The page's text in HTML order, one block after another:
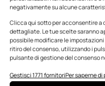
negativamente su alcune
Clicca qui sotto per acconsentire a
dettagliate. Le tue scelte saranno
possibile modificare le
ritiro del consenso, utilizzando i
pulsante di gestione del consenso
Gestisci 1771 fornitoriPer saperne di
n.5 - Giugno 2026 n.4 -
Edicola Web
Notizie da
I nanonastri di grafene